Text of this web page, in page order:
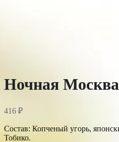
Ночная Москва
416 ₽
Состав: Копченый угорь,
Тобико.